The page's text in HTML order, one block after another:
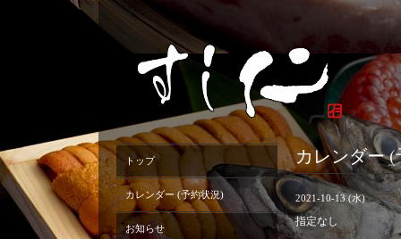
カレンダー
2021-10-13 (水)
指定なし
トップ
カレンダー (予約状況)
お知らせ